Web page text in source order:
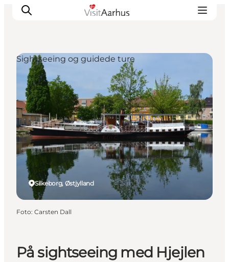
Oplevelser
Kalender
Byer og steder
Planlæg ferien
Transport
På sightseeing med Hjejlen
Silkeborg, Østjylland
Sightseeing og guidede ture
Foto: Carsten Dall